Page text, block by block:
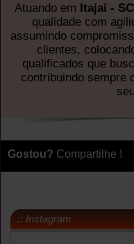
Atuando em Itajaí - SC
qualidade com
assumindo
clientes,
qualificados que
contribuindo sempre
Gostou? Compartilhe !
:: Instagram